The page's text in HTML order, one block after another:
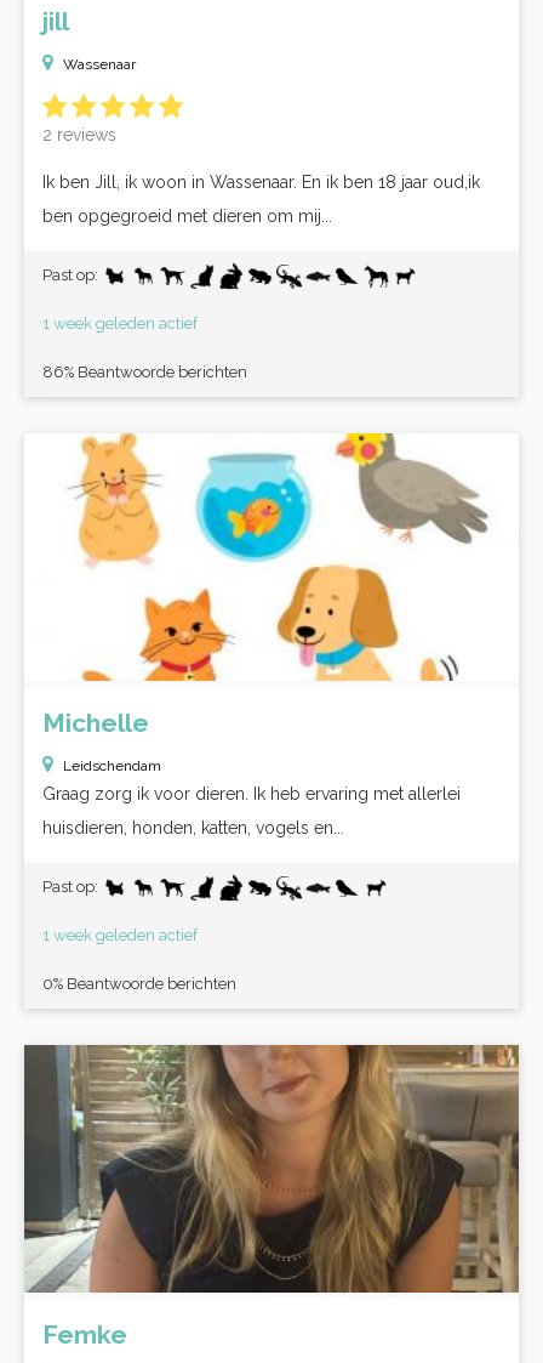
jill
Wassenaar
2 reviews
Ik ben Jill, ik woon in Wassenaar. En ik ben 18 jaar oud,ik
ben opgegroeid met dieren om mij...
Past op:
1 week geleden actief
86% Beantwoorde berichten
Michelle
Leidschendam
Graag zorg ik voor dieren. Ik heb ervaring met allerlei
huisdieren, honden, katten, vogels en...
Past op:
1 week geleden actief
0% Beantwoorde berichten
Femke